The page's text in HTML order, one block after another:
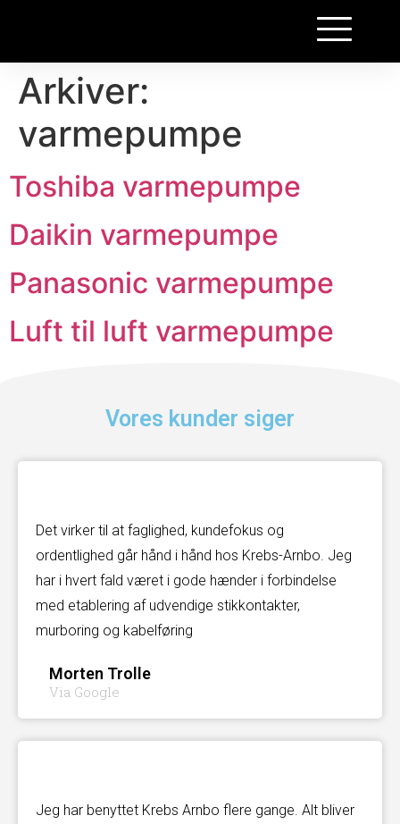
Arkiver:
varmepumpe
Toshiba varmepumpe
Daikin varmepumpe
Panasonic varmepumpe
Luft til luft varmepumpe
Vores kunder siger
Det virker til at faglighed, kundefokus og
ordentlighed går hånd i hånd hos Krebs-Arnbo. Jeg
har i hvert fald været i gode hænder i forbindelse
med etablering af udvendige stikkontakter,
murboring og kabelføring
Morten Trolle
Via Google
Jeg har benyttet Krebs Arnbo flere gange. Alt bliver